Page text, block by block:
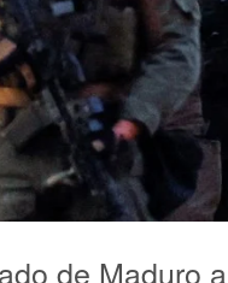
de Maduro